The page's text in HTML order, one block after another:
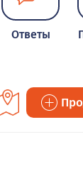
Ответы